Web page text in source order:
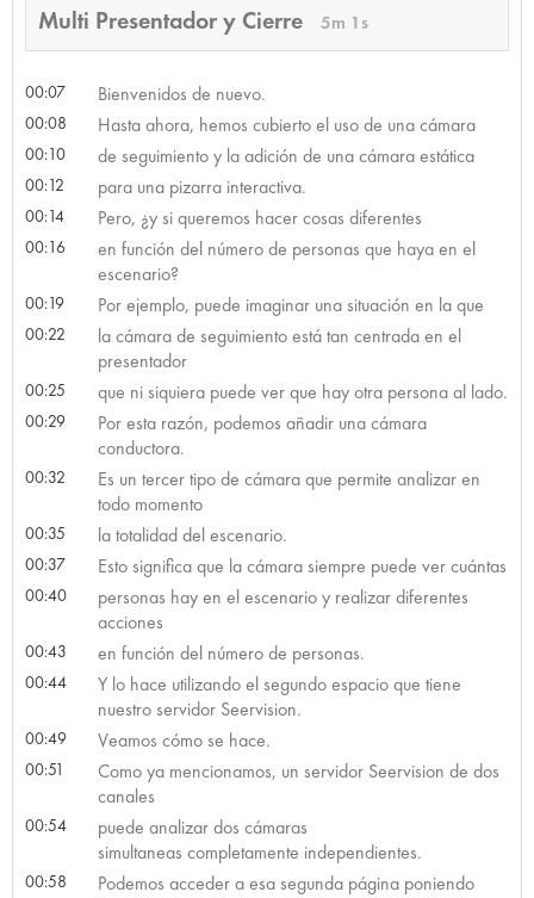
Multi Presentador y Cierre 5m 1s
00:07 Bienvenidos de nuevo.
00:08 Hasta ahora, hemos cubierto el uso de una cámara
00:10 de seguimiento y la adición de una cámara estática
00:12 para una pizarra interactiva.
00:14 Pero, ¿y si queremos hacer cosas diferentes
00:16
en función del número de personas que haya en el
escenario?
00:19 Por ejemplo, puede imaginar una situación en la que
00:22
la cámara de seguimiento está tan centrada en el
presentador
00:25 que ni siquiera puede ver que hay otra persona al lado.
00:29
Por esta razón, podemos añadir una cámara
conductora.
00:32
Es un tercer tipo de cámara que permite analizar en
todo momento
00:35 la totalidad del escenario.
00:37 Esto significa que la cámara siempre puede ver cuántas
00:40
personas hay en el escenario y realizar diferentes
acciones
00:43 en función del número de personas.
00:44
Y lo hace utilizando el segundo espacio que tiene
nuestro servidor Seervision.
00:49 Veamos cómo se hace.
00:51
Como ya mencionamos, un servidor Seervision de dos
canales
00:54
puede analizar dos cámaras
simultaneas completamente independientes.
00:58 Podemos acceder a esa segunda página poniendo